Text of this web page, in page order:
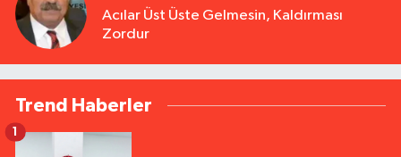
Acılar Üst Üste Gelmesin, Kaldırması
Zordur
Trend Haberler
1